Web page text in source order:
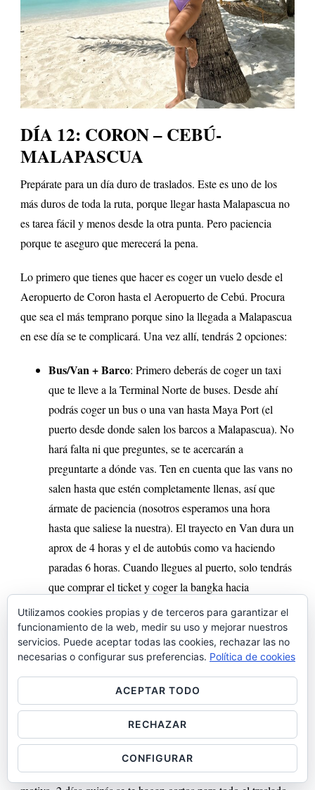
DÍA 12: CORON – CEBÚ-
MALAPASCUA
Prepárate para un día duro de traslados. Este es uno de los
más duros de toda la ruta, porque llegar hasta Malapascua no
es tarea fácil y menos desde la otra punta. Pero paciencia
porque te aseguro que merecerá la pena.
Lo primero que tienes que hacer es coger un vuelo desde el
Aeropuerto de Coron hasta el Aeropuerto de Cebú. Procura
que sea el más temprano porque sino la llegada a Malapascua
en ese día se te complicará. Una vez allí, tendrás 2 opciones:
Bus/Van + Barco: Primero deberás de coger un taxi
que te lleve a la Terminal Norte de buses. Desde ahí
podrás coger un bus o una van hasta Maya Port (el
puerto desde donde salen los barcos a Malapascua). No
hará falta ni que preguntes, se te acercarán a
preguntarte a dónde vas. Ten en cuenta que las vans no
salen hasta que estén completamente llenas, así que
ármate de paciencia (nosotros esperamos una hora
hasta que saliese la nuestra). El trayecto en Van dura un
aprox de 4 horas y el de autobús como va haciendo
paradas 6 horas. Cuando llegues al puerto, solo tendrás
que comprar el ticket y coger la bangka hacia
Malapascua.
Taxi + Barco:Otra opción es coger directamente un
taxi que te lleve hasta Maya Port y luego la bangka
hasta Malapascua. Esta opción requiere menos tiempo
pero obviamente es mucho más cara.
DÍAS 13 y 14: MALAPASCUA
El trayecto a Malapascua es un poco paliza contando que de
la misma forma que tienes que ir, tienes que volver. Por este
Utilizamos cookies propias y de terceros para garantizar el
funcionamiento de la web, medir su uso y mejorar nuestros
servicios. Puede aceptar todas las cookies, rechazar las no
necesarias o configurar sus preferencias. Política de cookies
ACEPTAR TODO
RECHAZAR
CONFIGURAR